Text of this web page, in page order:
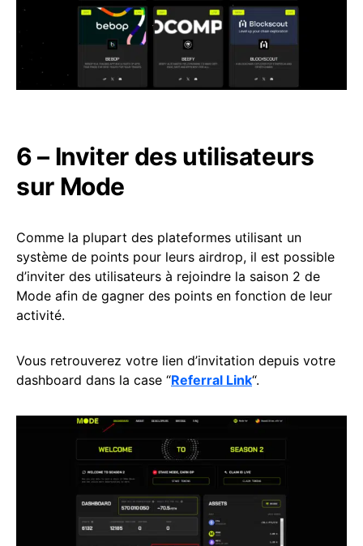
6 – Inviter des utilisateurs
sur Mode
Comme la plupart des plateformes utilisant un
système de points pour leurs airdrop, il est possible
d’inviter des utilisateurs à rejoindre la saison 2 de
Mode afin de gagner des points en fonction de leur
activité.
Vous retrouverez votre lien d’invitation depuis votre
dashboard dans la case “Referral Link“.